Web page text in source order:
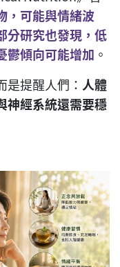
，可能與情緒波
分研究也發現，低
鬱傾向可能增加 。
提醒人們： 人體
神經系統還需要穩